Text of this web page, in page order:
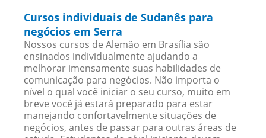
Cursos individuais de Sudanês para
negócios em Serra
Nossos cursos de Alemão em Brasília são
ensinados individualmente ajudando a
melhorar imensamente suas habilidades de
comunicação para negócios. Não importa o
nível o qual você iniciar o seu curso, muito em
breve você já estará preparado para estar
manejando confortavelmente situações de
negócios, antes de passar para outras áreas de